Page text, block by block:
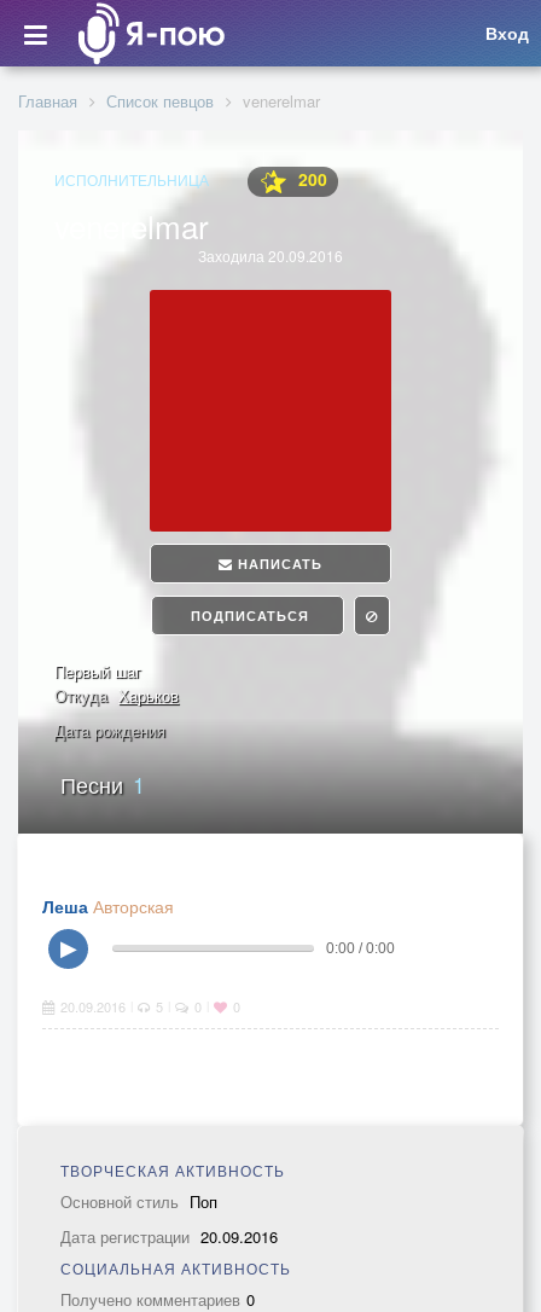
Вход
Главная Список певцов venerelmar
ИСПОЛНИТЕЛЬНИЦА 200
venerelmar
Заходила 20.09.2016
НАПИСАТЬ
ПОДПИСАТЬСЯ
Первый шаг
Откуда Харьков
Дата рождения
Песни 1
Леша Авторская
▶
0:00 / 0:00
20.09.2016 5 0 0
ТВОРЧЕСКАЯ АКТИВНОСТЬ
Основной стиль Поп
Дата регистрации 20.09.2016
СОЦИАЛЬНАЯ АКТИВНОСТЬ
Получено комментариев 0